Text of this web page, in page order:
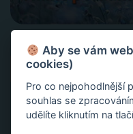
Vyhledávání
NEJČTENĚJŠÍ PŘÍSPĚVKY A
Aby se vám
cookies)
Pro co nejpohodlnější
souhlas se
udělíte kliknutím na